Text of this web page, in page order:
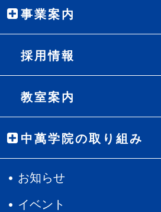
事業案内
採用情報
教室案内
中萬学院の取り組み
お知らせ
イベント